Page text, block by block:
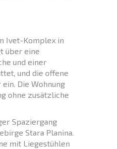
Ivet-Komplex in
über eine
und einer
und die offene
Die Wohnung
ohne zusätzliche
Spaziergang
Stara Planina.
mit Liegestühlen